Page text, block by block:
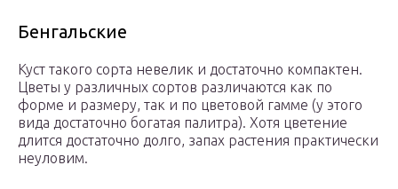
Бенгальские
Куст такого сорта невелик и достаточно компактен.
Цветы у различных сортов различаются как по
форме и размеру, так и по цветовой гамме (у этого
вида достаточно богатая палитра). Хотя цветение
длится достаточно долго, запах растения практически
неуловим.